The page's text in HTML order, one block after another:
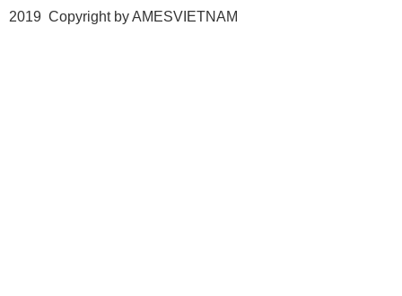
2019 Copyright by AMESVIETNAM